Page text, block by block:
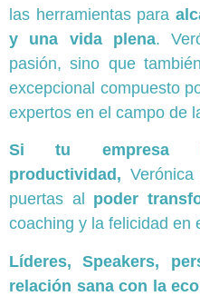
las herramientas para
y una vida plena.
pasión, sino que
excepcional compuesto
expertos en el campo de
Si tu empresa
productividad,
puertas al poder
coaching y la felicidad en
Líderes, Speakers,
relación sana con la